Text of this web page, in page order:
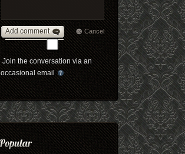
Add comment Cancel
Join the conversation via an
occasional email